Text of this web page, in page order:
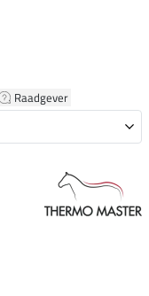
Raadgever